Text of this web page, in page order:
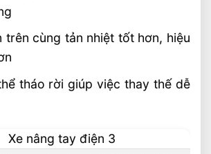
trên cùng tản nhiệt tốt hơn, hiệu
tháo rời giúp việc thay thế dễ